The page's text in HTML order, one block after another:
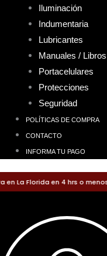
Iluminación
Indumentaria
Lubricantes
Manuales / Libros
Portacelulares
Protecciones
Seguridad
POLÍTICAS DE COMPRA
CONTACTO
INFORMA TU PAGO
Florida en 4 hrs o menos •